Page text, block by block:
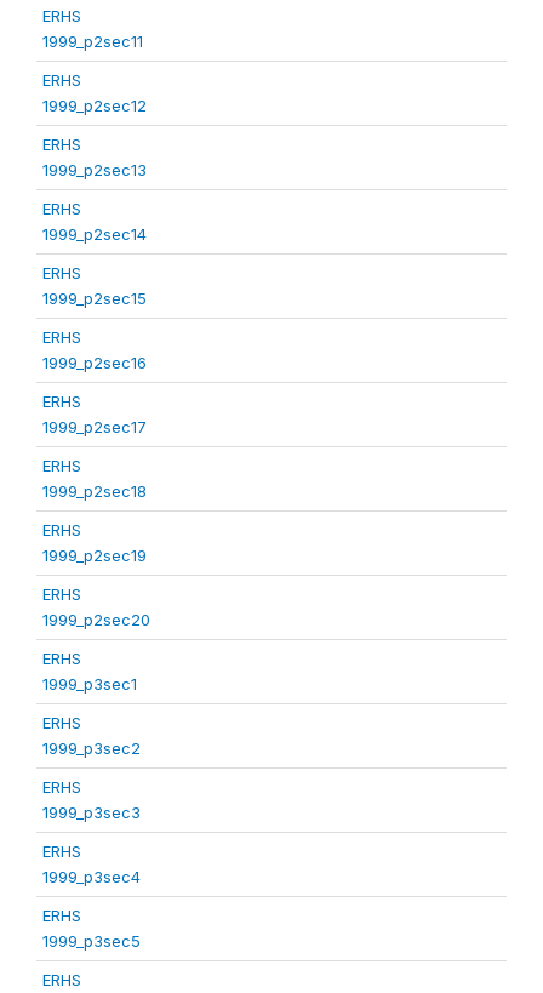
ERHS
1999_p2sec11
ERHS
1999_p2sec12
ERHS
1999_p2sec13
ERHS
1999_p2sec14
ERHS
1999_p2sec15
ERHS
1999_p2sec16
ERHS
1999_p2sec17
ERHS
1999_p2sec18
ERHS
1999_p2sec19
ERHS
1999_p2sec20
ERHS
1999_p3sec1
ERHS
1999_p3sec2
ERHS
1999_p3sec3
ERHS
1999_p3sec4
ERHS
1999_p3sec5
ERHS